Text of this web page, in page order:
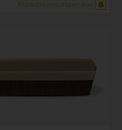
Prodotto non disponibile